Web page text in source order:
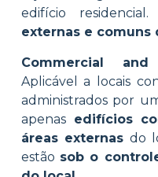
edifício
externas e comuns
Commercial
Aplicável a locais
administrados por
apenas edifícios
áreas externas do
estão sob o